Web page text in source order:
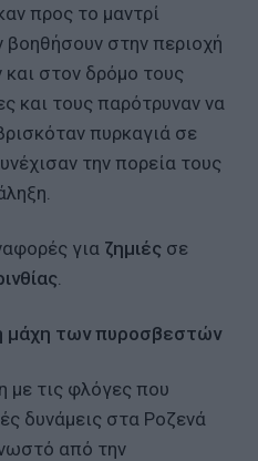
προς το μαντρί
στην περιοχή
και στον δρόμο τους
και τους παρότρυναν να
πυρκαγιά σε
την πορεία τους
για ζημιές σε
μάχη των πυροσβεστών
με τις φλόγες που
δυνάμεις στα Ροζενά
από την